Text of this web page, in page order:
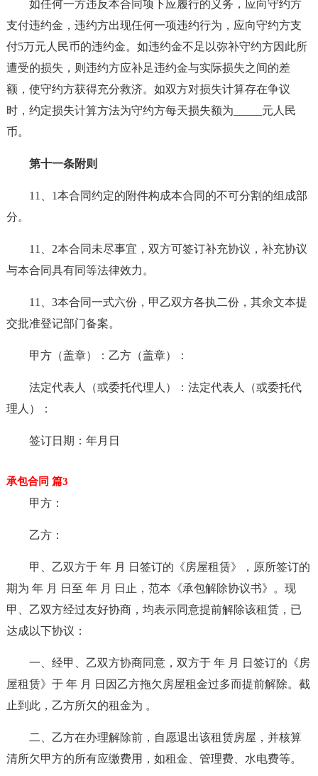
如任何一方违反本合同项下应履行的义务，应向守约方
支付违约金，违约方出现任何一项违约行为，应向守约方支
付5万元人民币的违约金。如违约金不足以弥补守约方因此所
遭受的损失，则违约方应补足违约金与实际损失之间的差
额，使守约方获得充分救济。如双方对损失计算存在争议
时，约定损失计算方法为守约方每天损失额为_____元人民
币。
第十一条附则
11、1本合同约定的附件构成本合同的不可分割的组成部
分。
11、2本合同未尽事宜，双方可签订补充协议，补充协议
与本合同具有同等法律效力。
11、3本合同一式六份，甲乙双方各执二份，其余文本提
交批准登记部门备案。
甲方（盖章）：乙方（盖章）：
法定代表人（或委托代理人）：法定代表人（或委托代
理人）：
签订日期：年月日
承包合同 篇3
甲方：
乙方：
甲、乙双方于 年 月 日签订的《房屋租赁》，原所签订的
期为 年 月 日至 年 月 日止，范本《承包解除协议书》。现
甲、乙双方经过友好协商，均表示同意提前解除该租赁，已
达成以下协议：
一、经甲、乙双方协商同意，双方于 年 月 日签订的《房
屋租赁》于 年 月 日因乙方拖欠房屋租金过多而提前解除。截
止到此，乙方所欠的租金为 。
二、乙方在办理解除前，自愿退出该租赁房屋，并核算
清所欠甲方的所有应缴费用，如租金、管理费、水电费等。